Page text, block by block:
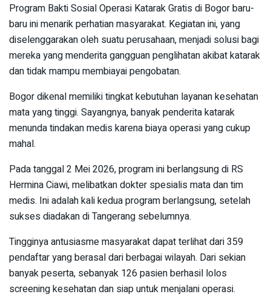
Program Bakti Sosial Operasi Katarak Gratis di Bogor baru-
baru ini menarik perhatian masyarakat. Kegiatan ini, yang
diselenggarakan oleh suatu perusahaan, menjadi solusi bagi
mereka yang menderita gangguan penglihatan akibat katarak
dan tidak mampu membiayai pengobatan.
Bogor dikenal memiliki tingkat kebutuhan layanan kesehatan
mata yang tinggi. Sayangnya, banyak penderita katarak
menunda tindakan medis karena biaya operasi yang cukup
mahal.
Pada tanggal 2 Mei 2026, program ini berlangsung di RS
Hermina Ciawi, melibatkan dokter spesialis mata dan tim
medis. Ini adalah kali kedua program berlangsung, setelah
sukses diadakan di Tangerang sebelumnya.
Tingginya antusiasme masyarakat dapat terlihat dari 359
pendaftar yang berasal dari berbagai wilayah. Dari sekian
banyak peserta, sebanyak 126 pasien berhasil lolos
screening kesehatan dan siap untuk menjalani operasi.